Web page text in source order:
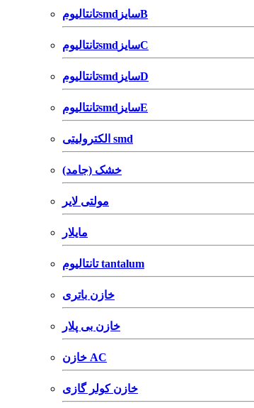
تانتالیومsmdسایزB
تانتالیومsmdسایزC
تانتالیومsmdسایزD
تانتالیومsmdسایزE
الکترولیتی smd
خشک (جامد)
مولتی لایر
مایلار
تانتالیوم tantalum
خازن باتری
خازن بی پلار
خازن AC
خازن کولر گازی